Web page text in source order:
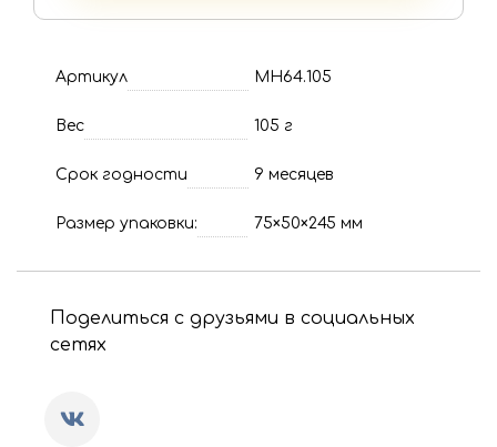
Артикул МН64.105
Вес 105 г
Срок годности 9 месяцев
Размер упаковки: 75×50×245 мм
Поделиться с друзьями в социальных
сетях